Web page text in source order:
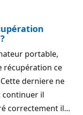
portable,
récupération ce
derniere ne
continuer il
correctement il…